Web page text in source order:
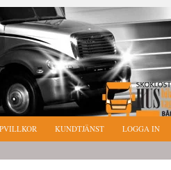
KUNDTJÄNST LOGGA IN